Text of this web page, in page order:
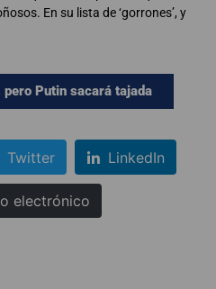
En su lista de ‘gorrones’, y
Putin sacará tajada
Twitter LinkedIn
electrónico